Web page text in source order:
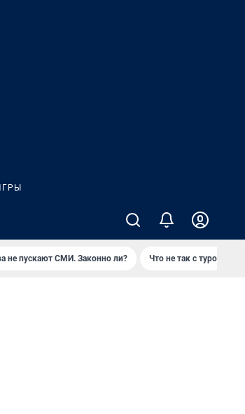
не пускают СМИ. Законно ли? Что не так с туром на